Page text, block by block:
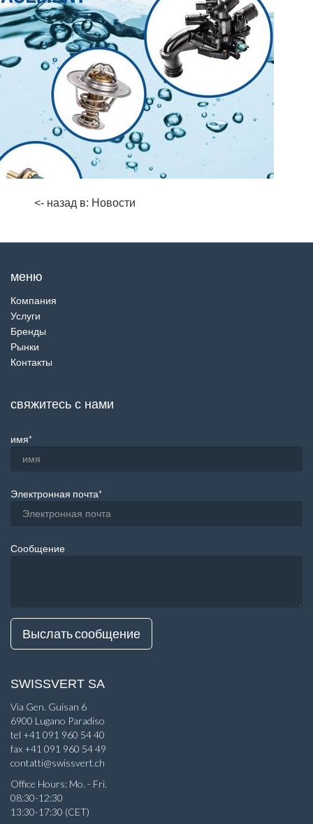
<- назад в: Новости
меню
Компания
Услуги
Бренды
Рынки
Контакты
свяжитесь с нами
имя*
Электронная почта*
Сообщение
SWISSVERT SA
Via Gen. Guisan 6
6900 Lugano Paradiso
tel +41 091 960 54 40
fax +41 091 960 54 49
contatti@swissvert.ch
Office Hours: Mo. - Fri.
08:30-12:30
13:30-17:30 (CET)